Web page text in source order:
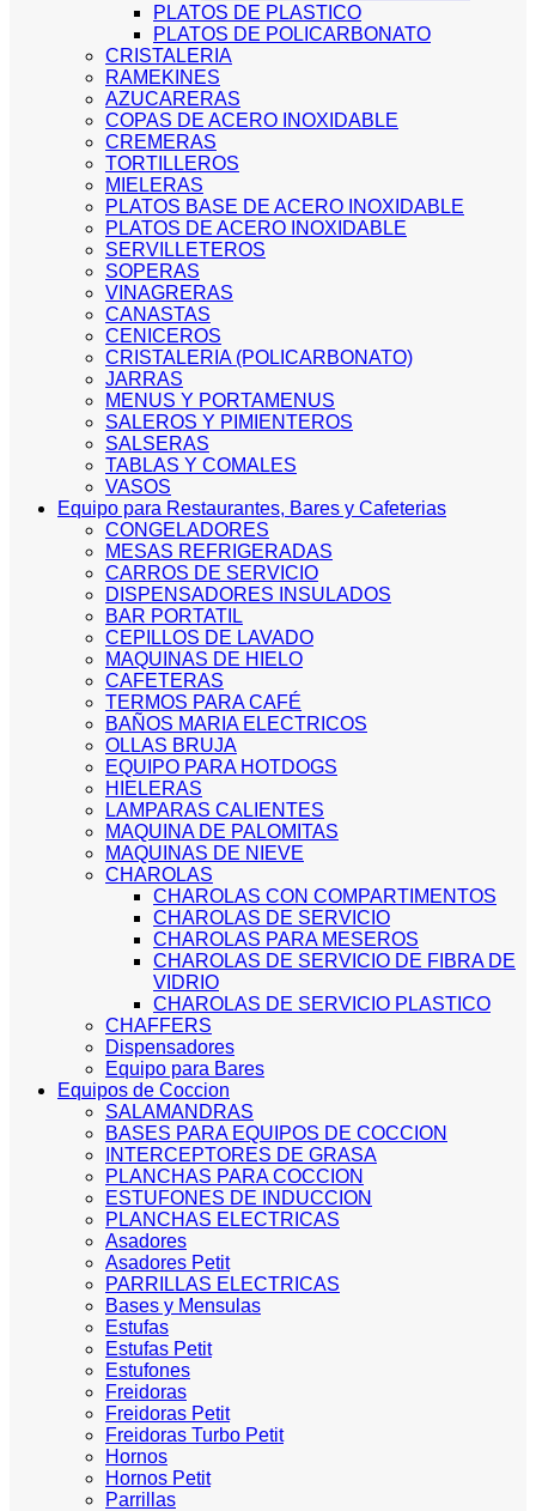
PLATOS DE PLASTICO
PLATOS DE POLICARBONATO
CRISTALERIA
RAMEKINES
AZUCARERAS
COPAS DE ACERO INOXIDABLE
CREMERAS
TORTILLEROS
MIELERAS
PLATOS BASE DE ACERO INOXIDABLE
PLATOS DE ACERO INOXIDABLE
SERVILLETEROS
SOPERAS
VINAGRERAS
CANASTAS
CENICEROS
CRISTALERIA (POLICARBONATO)
JARRAS
MENUS Y PORTAMENUS
SALEROS Y PIMIENTEROS
SALSERAS
TABLAS Y COMALES
VASOS
Equipo para Restaurantes, Bares y Cafeterias
CONGELADORES
MESAS REFRIGERADAS
CARROS DE SERVICIO
DISPENSADORES INSULADOS
BAR PORTATIL
CEPILLOS DE LAVADO
MAQUINAS DE HIELO
CAFETERAS
TERMOS PARA CAFÉ
BAÑOS MARIA ELECTRICOS
OLLAS BRUJA
EQUIPO PARA HOTDOGS
HIELERAS
LAMPARAS CALIENTES
MAQUINA DE PALOMITAS
MAQUINAS DE NIEVE
CHAROLAS
CHAROLAS CON COMPARTIMENTOS
CHAROLAS DE SERVICIO
CHAROLAS PARA MESEROS
CHAROLAS DE SERVICIO DE FIBRA DE
VIDRIO
CHAROLAS DE SERVICIO PLASTICO
CHAFFERS
Dispensadores
Equipo para Bares
Equipos de Coccion
SALAMANDRAS
BASES PARA EQUIPOS DE COCCION
INTERCEPTORES DE GRASA
PLANCHAS PARA COCCION
ESTUFONES DE INDUCCION
PLANCHAS ELECTRICAS
Asadores
Asadores Petit
PARRILLAS ELECTRICAS
Bases y Mensulas
Estufas
Estufas Petit
Estufones
Freidoras
Freidoras Petit
Freidoras Turbo Petit
Hornos
Hornos Petit
Parrillas